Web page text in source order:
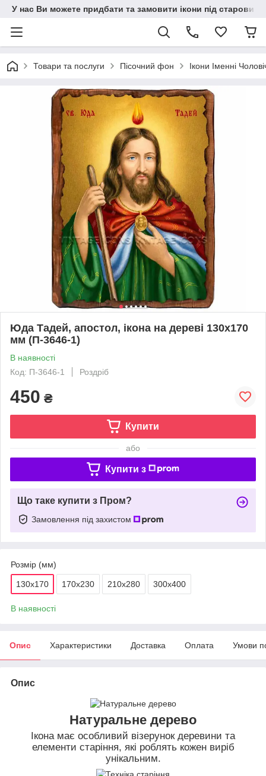
У нас Ви можете придбати та замовити ікони під
Товари та послуги Пісочний фон Ікони Іменні
Юда Тадей, апостол, ікона на дереві 130х170
мм (П-3646-1)
В наявності
Код: П-3646-1
Роздріб
450 ₴
Купити
або
Купити з
Що таке купити з Пром?
Замовлення під захистом
Розмір (мм)
130х170 170х230 210х280 300х400
В наявності
Опис Характеристики Доставка Оплата Умови
Опис
Натуральне дерево
Ікона має особливий візерунок деревини та
елементи старіння, які роблять кожен виріб
унікальним.